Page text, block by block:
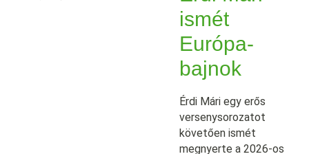
ismét
Európa-
bajnok
Érdi Mári egy erős
versenysorozatot
követően ismét
megnyerte a 2026-os